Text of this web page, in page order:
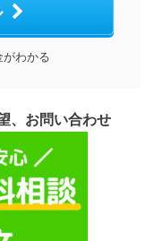
わかる
、お問い合わせ